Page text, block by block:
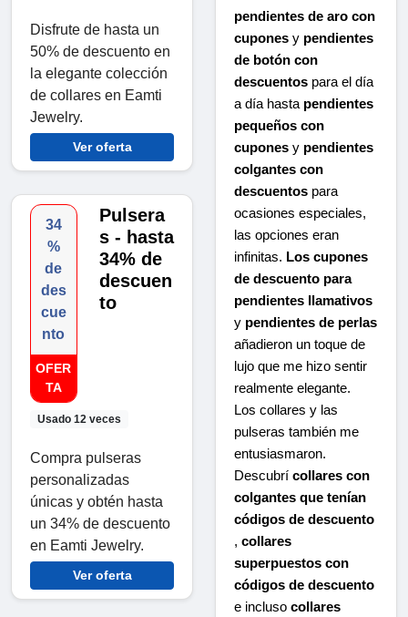
Disfrute de hasta un
50% de descuento en
la elegante colección
de collares en Eamti
Jewelry.
Ver oferta
34
%
de
des
cue
nto
OFER
TA
Usado 12 veces
Pulsera
s - hasta
34% de
descuen
to
Compra pulseras
personalizadas
únicas y obtén hasta
un 34% de descuento
en Eamti Jewelry.
Ver oferta
pendientes de aro con
cupones y pendientes
de botón con
descuentos para el día
a día hasta pendientes
pequeños con
cupones y pendientes
colgantes con
descuentos para
ocasiones especiales,
las opciones eran
infinitas. Los cupones
de descuento para
pendientes llamativos
y pendientes de perlas
añadieron un toque de
lujo que me hizo sentir
realmente elegante.
Los collares y las
pulseras también me
entusiasmaron.
Descubrí collares con
colgantes que tenían
códigos de descuento
, collares
superpuestos con
códigos de descuento
e incluso collares